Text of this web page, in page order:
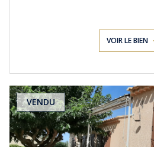
VOIR LE BIEN
VENDU